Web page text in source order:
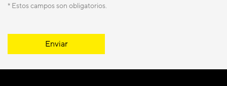
* Estos campos son obligatorios.
Enviar